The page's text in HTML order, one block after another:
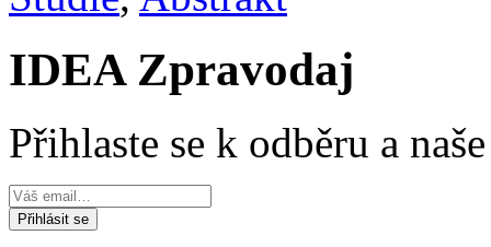
IDEA Zpravodaj
Přihlaste se k odběru a